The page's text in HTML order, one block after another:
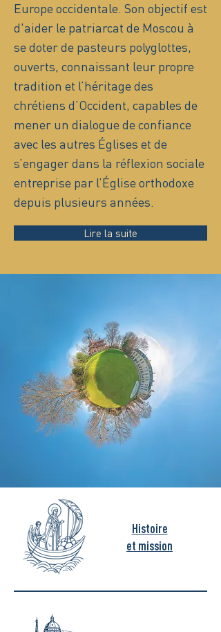
Europe occidentale. Son objectif est
d'aider le patriarcat de Moscou à
se doter de pasteurs polyglottes,
ouverts, connaissant leur propre
tradition et l’héritage des
chrétiens d’Occident, capables de
mener un dialogue de confiance
avec les autres Églises et de
s’engager dans la réflexion sociale
entreprise par l’Église orthodoxe
depuis plusieurs années.
Lire la suite
Histoire
et mission